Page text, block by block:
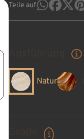
Teile auf
Natur